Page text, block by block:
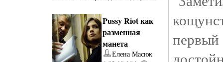
Pussy Riot как
разменная
манета
Елена Масюк